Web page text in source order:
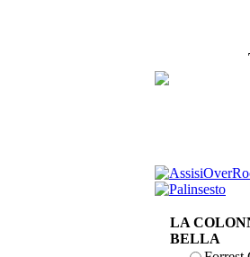
LA
BELLA